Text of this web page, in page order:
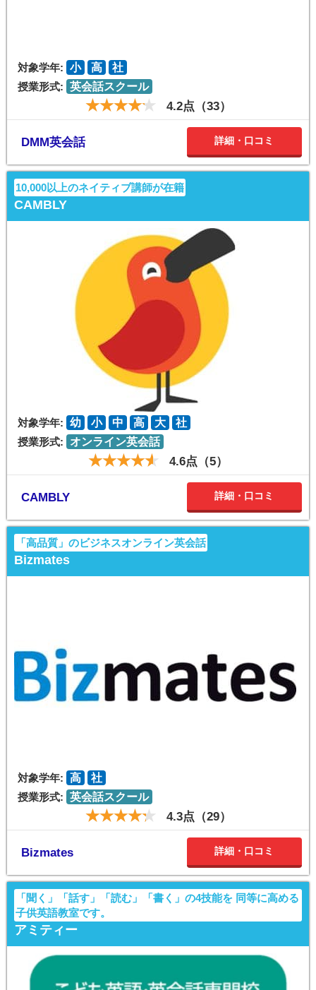
対象学年: 小 高
社
授業形式: 英会話スクール
4.2点（33）
DMM英会話 詳細・口コミ
10,000以上のネイティブ講師が在籍
CAMBLY
対象学年: 幼 小 中 高 大
社
授業形式:
オンライン英会話
4.6点（5）
CAMBLY 詳細・口コミ
「高品質」のビジネスオンライン英会話
Bizmates
対象学年: 高
社
授業形式: 英会話スクール
4.3点（29）
Bizmates 詳細・口コミ
「聞く」「話す」「読む」「書く」の4技能を 同等に高める
子供英語教室です。
アミティー